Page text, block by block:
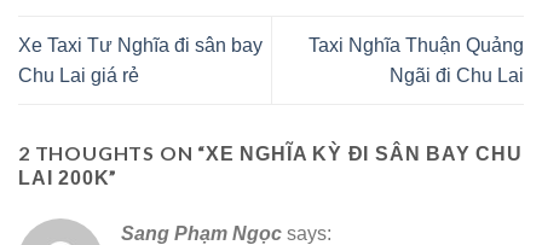
Xe Taxi Tư Nghĩa đi sân bay
Chu Lai giá rẻ
Taxi Nghĩa Thuận Quảng
Ngãi đi Chu Lai
2 THOUGHTS ON “XE NGHĨA KỲ ĐI SÂN BAY CHU
LAI 200K”
Sang Phạm Ngọc says: